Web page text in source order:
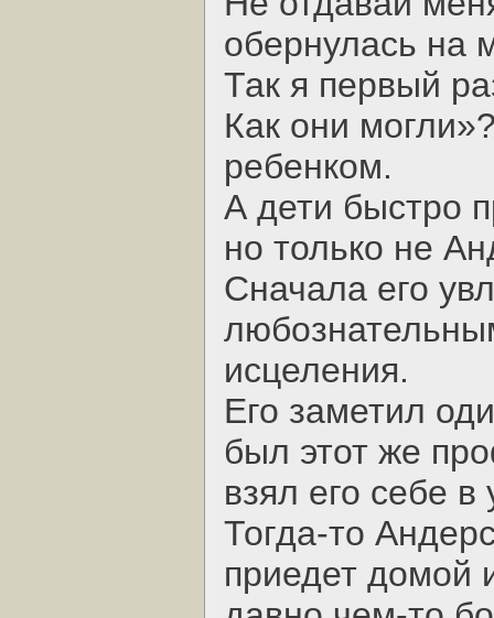
обернулась на
Так я первый
Как они
ребенком.
А дети быстро
но только не
Сначала его
исцеления.
Его заметил
был этот же
взял его себе в
Тогда-то
приедет домой